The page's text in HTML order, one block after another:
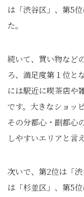
は「渋谷区」、第5
た。
続いて、買い物など
ろ、満足度第１位と
には駅近に喫茶店や
です。大きなショッ
その分都心・副都心
しやすいエリアと言
次いで、第2位は「
は「杉並区」、第5